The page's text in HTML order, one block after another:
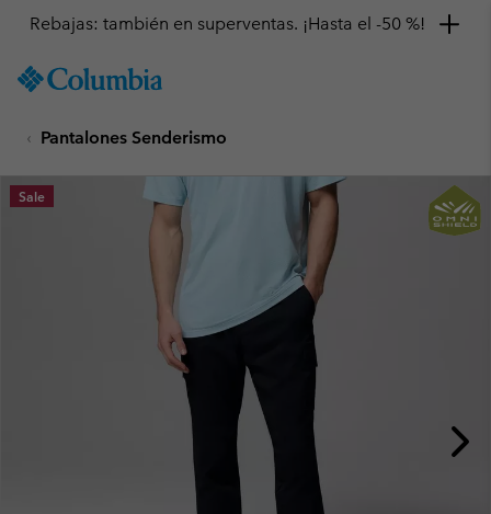
TO
SKIP
MAIN
NAV
Rebajas: también en superventas. ¡Hasta el -50 %!
Pantalones Senderismo
Sale